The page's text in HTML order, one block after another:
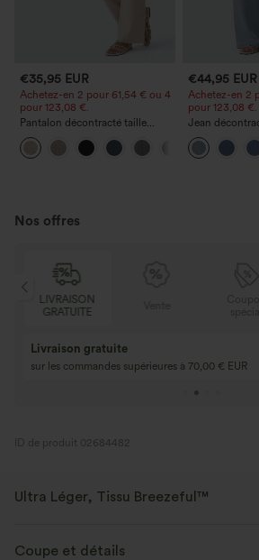
€35,95 EUR
Achetez-en 2 pour 61,54 € ou 4
pour 123,08 €.
Pantalon décontracté taille
haute à jambe droite, effet lin,
avec poches
€44,95 EUR
Achetez-en 2
pour 123,08 €.
Jean
à cordon de
poches
Nos offres
LIVRAISON
GRATUITE
Livraison gratuite
sur les commandes supérieures à 70,00 € EUR
ID de produit 02684482
Ultra Léger, Tissu Breezeful™
sèche rapidement pour un confort
Coupe et détails